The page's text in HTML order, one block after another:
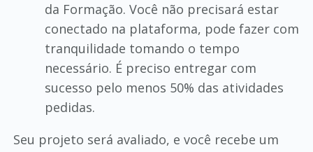
da Formação. Você não precisará estar
conectado na plataforma, pode fazer com
tranquilidade tomando o tempo
necessário. É preciso entregar com
sucesso pelo menos 50% das atividades
pedidas.
Seu projeto será avaliado, e você recebe um